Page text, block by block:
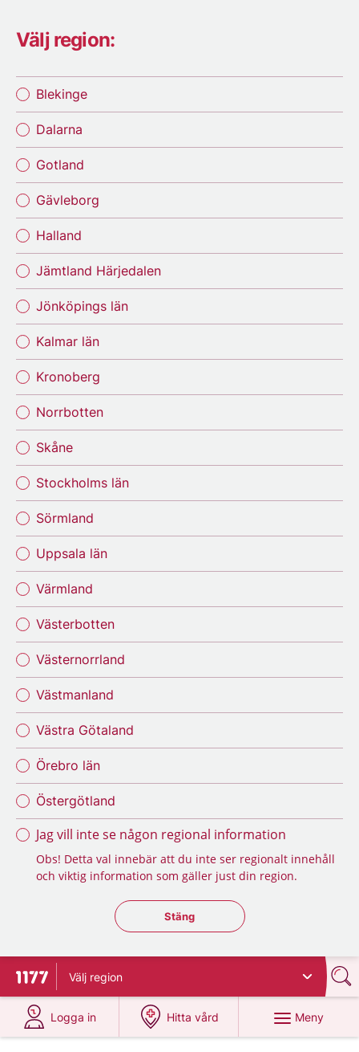
Välj region:
Blekinge
Dalarna
Gotland
Gävleborg
Halland
Jämtland Härjedalen
Jönköpings län
Kalmar län
Kronoberg
Norrbotten
Skåne
Stockholms län
Sörmland
Uppsala län
Värmland
Västerbotten
Västernorrland
Västmanland
Västra Götaland
Örebro län
Östergötland
Jag vill inte se någon regional information
Obs! Detta val innebär att du inte ser regionalt innehåll
och viktig information som gäller just din region.
Stäng regionsväljaren
Stäng
Till startsidan för 1177
Välj region
Logga in
på 1177.se
Hitta vård
på 1177.se
Meny